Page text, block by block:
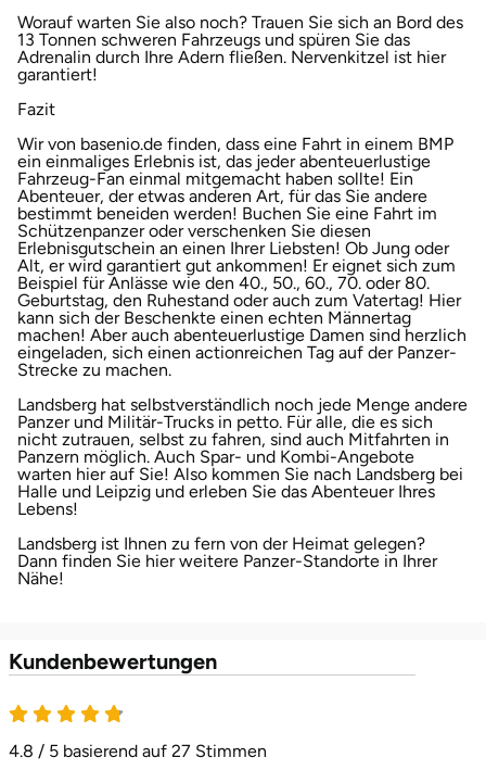
Worauf warten Sie also noch? Trauen Sie sich an Bord des
13 Tonnen schweren Fahrzeugs und spüren Sie das
Adrenalin durch Ihre Adern fließen. Nervenkitzel ist hier
garantiert!
Fazit
Wir von basenio.de finden, dass eine Fahrt in einem BMP
ein einmaliges Erlebnis ist, das jeder abenteuerlustige
Fahrzeug-Fan einmal mitgemacht haben sollte! Ein
Abenteuer, der etwas anderen Art, für das Sie andere
bestimmt beneiden werden! Buchen Sie eine Fahrt im
Schützenpanzer oder verschenken Sie diesen
Erlebnisgutschein an einen Ihrer Liebsten! Ob Jung oder
Alt, er wird garantiert gut ankommen! Er eignet sich zum
Beispiel für Anlässe wie den 40., 50., 60., 70. oder 80.
Geburtstag, den Ruhestand oder auch zum Vatertag! Hier
kann sich der Beschenkte einen echten Männertag
machen! Aber auch abenteuerlustige Damen sind herzlich
eingeladen, sich einen actionreichen Tag auf der Panzer-
Strecke zu machen.
Landsberg hat selbstverständlich noch jede Menge andere
Panzer und Militär-Trucks in petto. Für alle, die es sich
nicht zutrauen, selbst zu fahren, sind auch Mitfahrten in
Panzern möglich. Auch Spar- und Kombi-Angebote
warten hier auf Sie! Also kommen Sie nach Landsberg bei
Halle und Leipzig und erleben Sie das Abenteuer Ihres
Lebens!
Landsberg ist Ihnen zu fern von der Heimat gelegen?
Dann finden Sie hier weitere Panzer-Standorte in Ihrer
Nähe!
Kundenbewertungen
4.8 von 5
4.8 / 5 basierend auf 27 Stimmen
Kerken
Kiel
Koblenz
Kronach
Kulmbach
Köln
Landkreis Rostock
Landshut
Langenselbold
Leipzig
Leutkirch
Löbau